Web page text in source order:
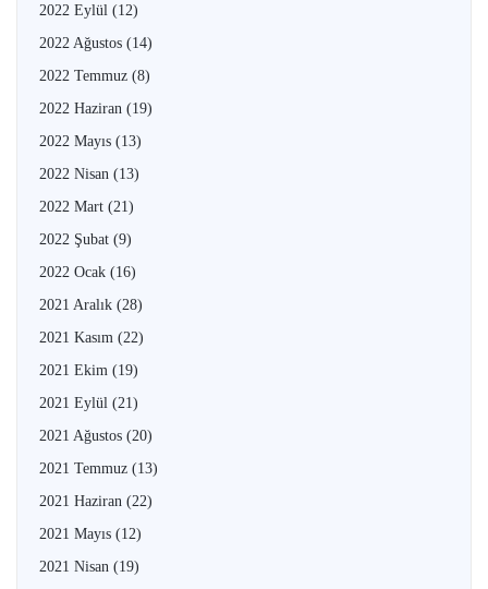
2022 Eylül (12)
2022 Ağustos (14)
2022 Temmuz (8)
2022 Haziran (19)
2022 Mayıs (13)
2022 Nisan (13)
2022 Mart (21)
2022 Şubat (9)
2022 Ocak (16)
2021 Aralık (28)
2021 Kasım (22)
2021 Ekim (19)
2021 Eylül (21)
2021 Ağustos (20)
2021 Temmuz (13)
2021 Haziran (22)
2021 Mayıs (12)
2021 Nisan (19)